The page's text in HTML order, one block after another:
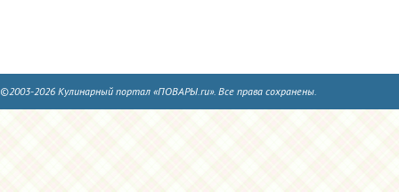
©2003-2026 Кулинарный портал «ПОВАРЫ.ru». Все права сохранены.